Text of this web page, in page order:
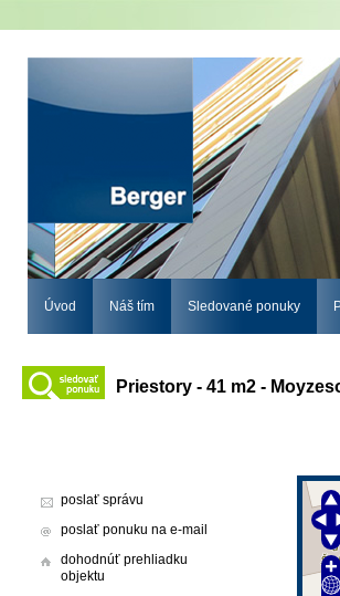
Úvod Náš tím Sledované ponuky
Priestory - 41 m2 -
poslať správu
poslať ponuku na e-mail
dohodnúť prehliadku
objektu